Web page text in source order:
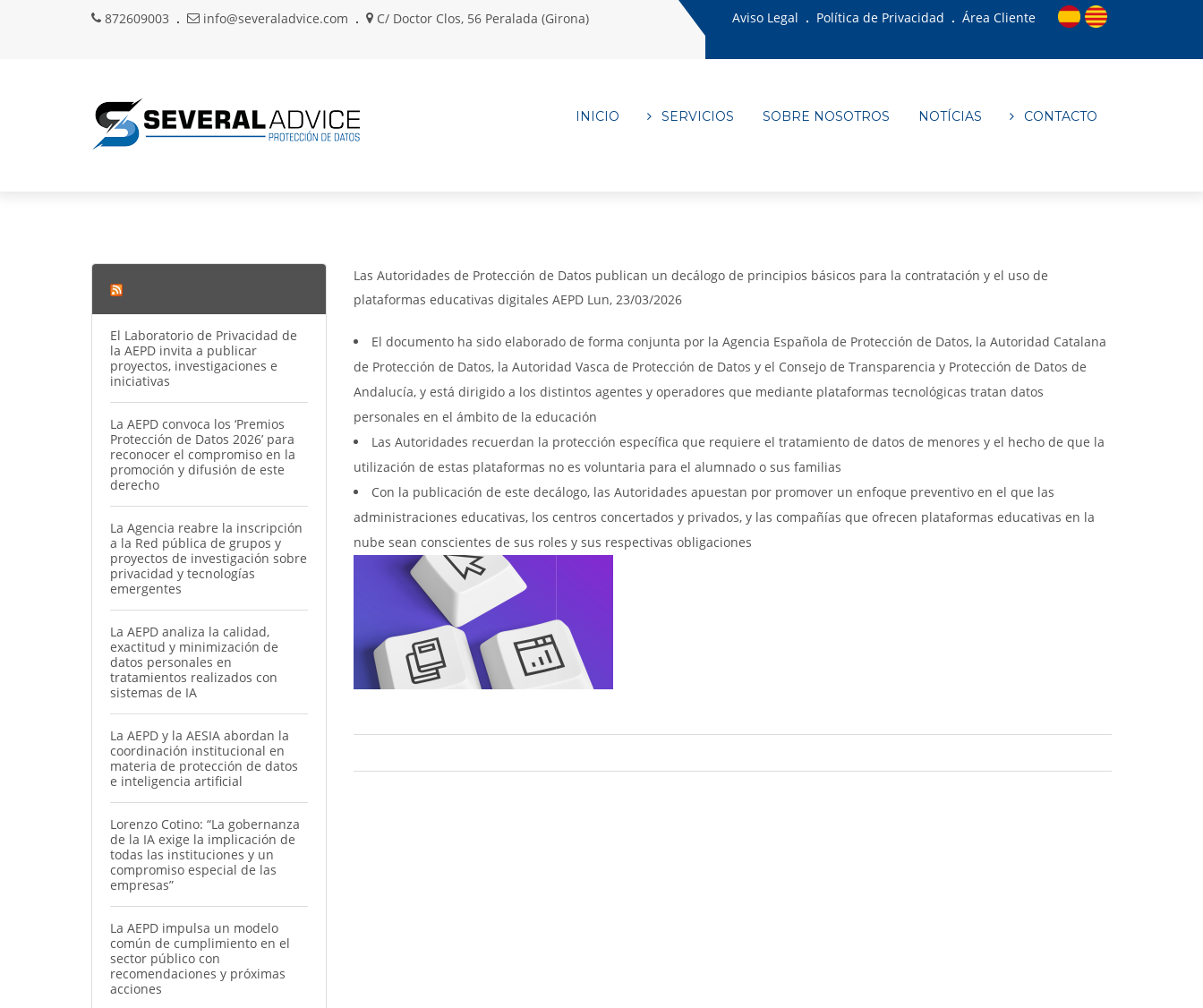
872609003 info@severaladvice.com C/ Doctor Clos, 56 Peralada (Girona) Aviso Legal Política de Privacidad Área Cliente
INICIO SERVICIOS SOBRE NOSOTROS NOTÍCIAS CONTACTO
Las Autoridades de Protección de Datos publican un decálogo de principios básicos para la contratación y el uso de
plataformas educativas digitales AEPD Lun, 23/03/2026
El documento ha sido elaborado de forma conjunta por la Agencia Española de Protección de Datos, la Autoridad Catalana
de Protección de Datos, la Autoridad Vasca de Protección de Datos y el Consejo de Transparencia y Protección de Datos de
Andalucía, y está dirigido a los distintos agentes y operadores que mediante plataformas tecnológicas tratan datos
personales en el ámbito de la educación
Las Autoridades recuerdan la protección específica que requiere el tratamiento de datos de menores y el hecho de que la
utilización de estas plataformas no es voluntaria para el alumnado o sus familias
Con la publicación de este decálogo, las Autoridades apuestan por promover un enfoque preventivo en el que las
administraciones educativas, los centros concertados y privados, y las compañías que ofrecen plataformas educativas en la
nube sean conscientes de sus roles y sus respectivas obligaciones
El Laboratorio de Privacidad de
la AEPD invita a publicar
proyectos, investigaciones e
iniciativas
La AEPD convoca los ‘Premios
Protección de Datos 2026’ para
reconocer el compromiso en la
promoción y difusión de este
derecho
La Agencia reabre la inscripción
a la Red pública de grupos y
proyectos de investigación sobre
privacidad y tecnologías
emergentes
La AEPD analiza la calidad,
exactitud y minimización de
datos personales en
tratamientos realizados con
sistemas de IA
La AEPD y la AESIA abordan la
coordinación institucional en
materia de protección de datos
e inteligencia artificial
Lorenzo Cotino: “La gobernanza
de la IA exige la implicación de
todas las instituciones y un
compromiso especial de las
empresas”
La AEPD impulsa un modelo
común de cumplimiento en el
sector público con
recomendaciones y próximas
acciones